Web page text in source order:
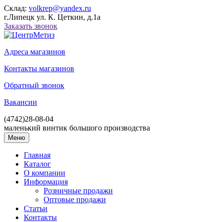
Склад: volkrep@yandex.ru
г.Липецк ул. К. Цеткин, д.1а
Заказать звонок
Адреса магазинов
Контакты магазинов
Обратный звонок
Вакансии
(4742)28-08-04
маленький винтик большого производства
Меню
Главная
Каталог
О компании
Информация
Розничные продажи
Оптовые продажи
Статьи
Контакты